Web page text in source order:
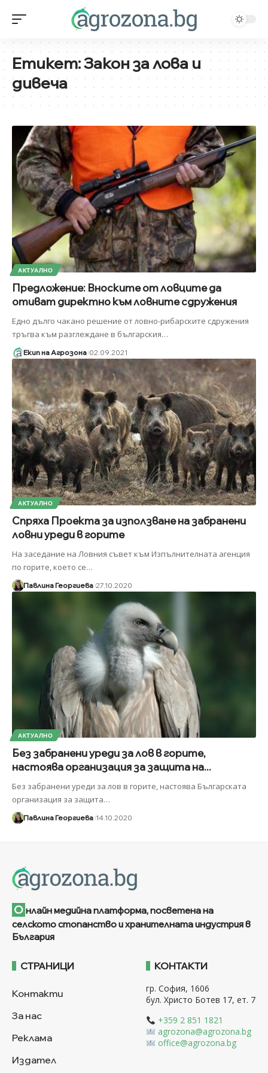
Етикет:Закон за лова и
дивеча
АКТУАЛНО
Предложение: Вноските от ловците да
отиват директно към ловните сдружения
Едно дълго чакано решение от ловно-рибарските сдружения
тръгва към разглеждане в българския…
Екип на Агрозона 02.09.2021
АКТУАЛНО
Спряха Проекта за използване на забранени
ловни уреди в горите
На заседание на Ловния съвет към Изпълнителната агенция
по горите, което се…
Павлина Георгиева 27.10.2020
АКТУАЛНО
Без забранени уреди за лов в горите,
настоява организация за защита на...
Без забранени уреди за лов в горите, настоява Българската
организация за защита…
Павлина Георгиева 14.10.2020
О нлайн медийна платформа, посветена на
селското стопанство и хранителната индустрия в
България
СТРАНИЦИ
Контакти
За нас
Реклама
Издател
КОНТАКТИ
гр. София, 1606
бул. Христо Ботев 17, ет. 7
+359 2 851 1821
agrozona@agrozona.bg
office@agrozona.bg